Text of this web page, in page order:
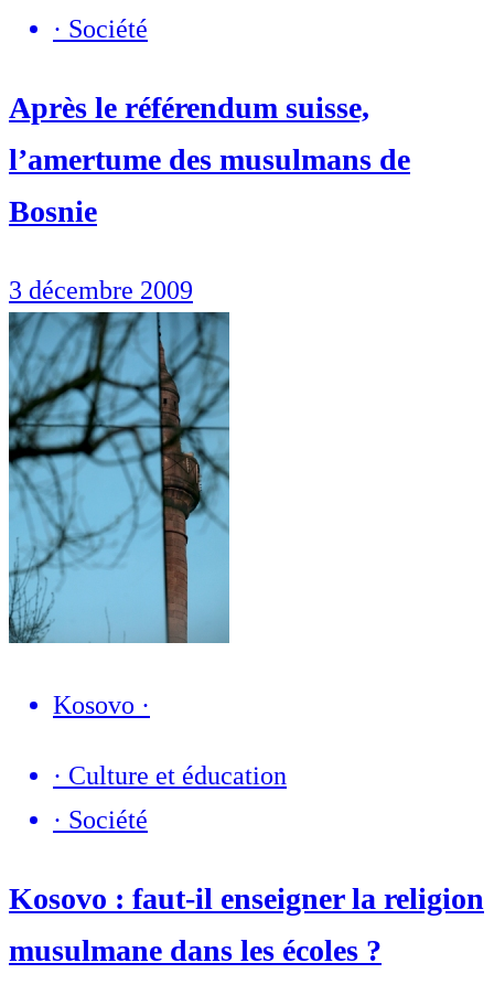
· Société
Après le référendum suisse,
l’amertume des musulmans de
Bosnie
3 décembre 2009
Kosovo ·
· Culture et éducation
· Société
Kosovo : faut-il enseigner la religion
musulmane dans les écoles ?